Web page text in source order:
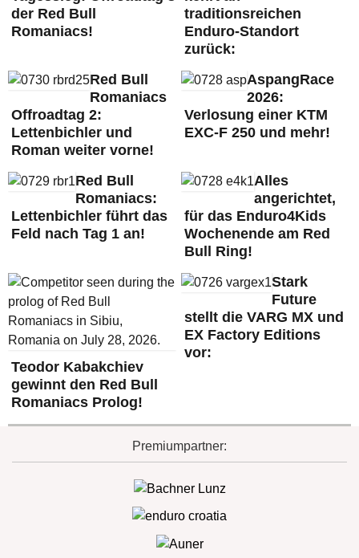
der Red Bull
Romaniacs!
traditionsreichen
Enduro-Standort
zurück:
Red Bull
Romaniacs
Offroadtag 2:
Lettenbichler und
Roman weiter vorne!
AspangRace
2026:
Verlosung einer KTM
EXC-F 250 und mehr!
Red Bull
Romaniacs:
Lettenbichler führt das
Feld nach Tag 1 an!
Alles
angerichtet,
für das Enduro4Kids
Wochenende am Red
Bull Ring!
Teodor Kabakchiev
gewinnt den Red Bull
Romaniacs Prolog!
Stark
Future
stellt die VARG MX und
EX Factory Editions
vor:
Premiumpartner: